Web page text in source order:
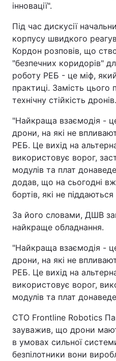
інновації".
Під час дискусії
корпусу швидкого
Кордон розповів, що
"безпечних коридорів"
роботу РЕБ - це міф,
практиці. Замість цього
технічну стійкість дронів.
"Найкраща взаємодія -
дрони, на які не
РЕБ. Це вихід на
використовує ворог,
модулів та плат
додав, що на сьогодні
бортів, які не
За його словами, ДШВ
найкраще обладнання.
"Найкраща взаємодія -
дрони, на які не
РЕБ. Це вихід на
використовує ворог,
модулів та плат
CTO Frontline Robotics
зауважив, що дрони
в умовах сильної
безпілотники вони